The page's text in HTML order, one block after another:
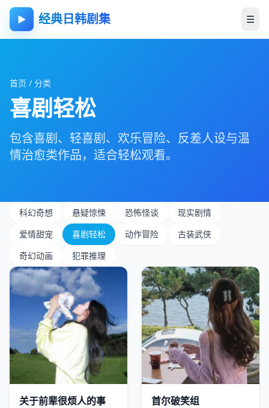
▶ 经典日韩剧集 ☰
首页 / 分类
喜剧轻松
包含喜剧、轻喜剧、欢乐冒险、反差人设与温
情治愈类作品，适合轻松观看。
科幻奇想 悬疑惊悚 恐怖怪谈
现实剧情
爱情甜宠
喜剧轻松 动作冒险
古装武侠
奇幻动画
犯罪推理
关于前辈很烦人的事 首尔破笑组